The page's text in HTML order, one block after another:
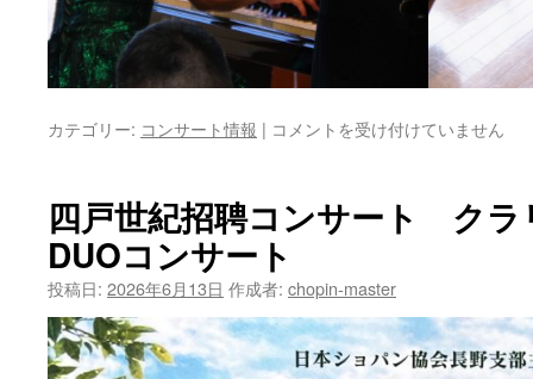
カテゴリー: コンサート情報 | 四
招
聘
コ
ン
サ
ー
ト
コメントを受け付けていません
四戸世紀招聘コンサート クラ
DUOコンサート
投稿日: 2026年6月13日 作成者: chopin-master